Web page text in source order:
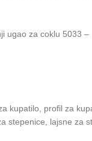
ugao za coklu 5033 –
kupatilo, profil za
lajsne za